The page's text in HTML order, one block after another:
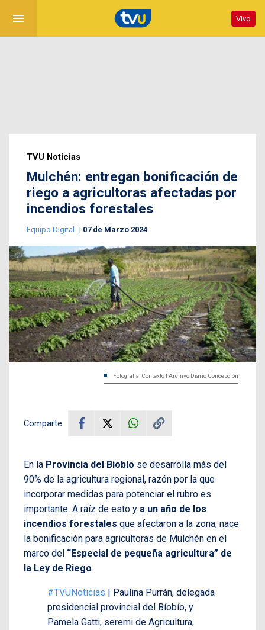
menu Vivo
TVU Noticias
Mulchén: entregan bonificación de
riego a agricultoras afectadas por
incendios forestales
Equipo Digital 07 de Marzo 2024
Fotografía: Contexto | Archivo Diario Concepción
Comparte
En la Provincia del Biobío se desarrolla más del
90% de la agricultura regional, razón por la que
incorporar medidas para potenciar el rubro es
importante. A raíz de esto y a un año de los
incendios forestales que afectaron a la zona, nace
la bonificación para agricultoras de Mulchén en el
marco del “Especial de pequeña agricultura” de
la Ley de Riego.
#TVUNoticias | Paulina Purrán, delegada
presidencial provincial del Bíobío, y
Pamela Gatti, seremi de Agricultura,